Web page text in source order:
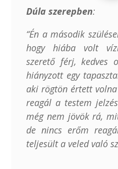
Dúla szerepben:
“Én a második
hogy hiába volt
szerető férj, kedves
hiányzott egy
aki rögtön értett
reagál a testem
még nem jövök rá,
de nincs erőm
teljesült a veled való